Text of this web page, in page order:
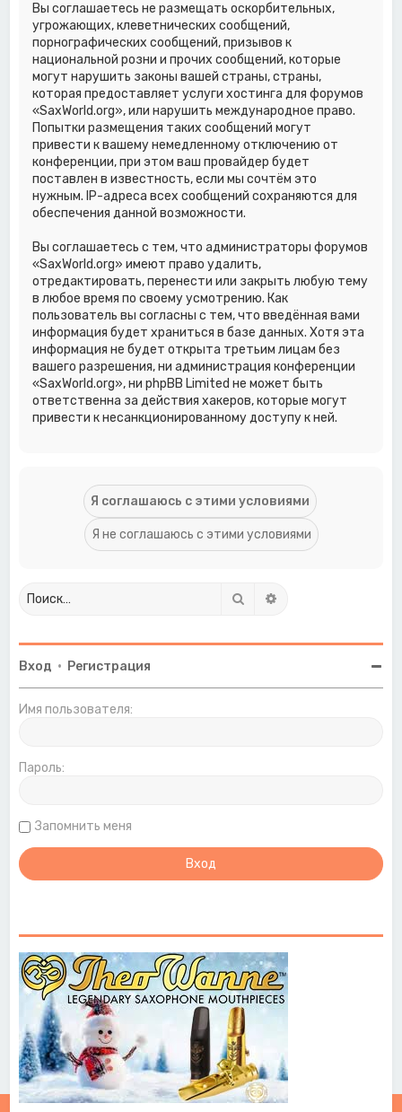
Вы соглашаетесь не размещать оскорбительных,
угрожающих, клеветнических сообщений,
порнографических сообщений, призывов к
национальной розни и прочих сообщений, которые
могут нарушить законы вашей страны, страны,
которая предоставляет услуги хостинга для форумов
«SaxWorld.org», или нарушить международное право.
Попытки размещения таких сообщений могут
привести к вашему немедленному отключению от
конференции, при этом ваш провайдер будет
поставлен в известность, если мы сочтём это
нужным. IP-адреса всех сообщений сохраняются для
обеспечения данной возможности.
Вы соглашаетесь с тем, что администраторы форумов
«SaxWorld.org» имеют право удалить,
отредактировать, перенести или закрыть любую тему
в любое время по своему усмотрению. Как
пользователь вы согласны с тем, что введённая вами
информация будет храниться в базе данных. Хотя эта
информация не будет открыта третьим лицам без
вашего разрешения, ни администрация конференции
«SaxWorld.org», ни phpBB Limited не может быть
ответственна за действия хакеров, которые могут
привести к несанкционированному доступу к ней.
Поиск
Вход • Регистрация
Имя пользователя:
Пароль:
Запомнить меня